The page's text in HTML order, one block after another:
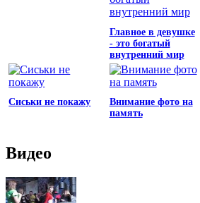
Главное в девушке
- это богатый
внутренний мир
Сиськи не покажу
Внимание фото на
память
Видео